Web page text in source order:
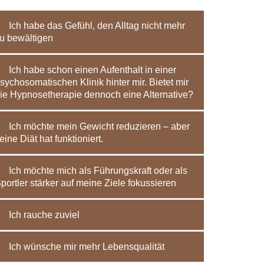
Ich habe das Gefühl, den Alltag nicht mehr
bewältigen
Ich habe schon einen Aufenthalt in einer
Klinik hinter mir. Bietet mir
Hypnosetherapie dennoch eine Alternative?
Ich möchte mein Gewicht reduzieren – aber
Diät hat funktioniert.
Ich möchte mich als Führungskraft oder als
stärker auf meine Ziele fokussieren
Ich rauche zuviel
Ich wünsche mir mehr Lebensqualität